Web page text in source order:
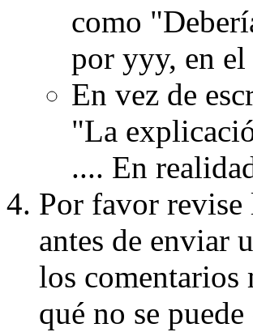
como
por yyy, en
En vez de
"La
.... En
Por favor revise
antes de enviar
los comentarios
qué no se